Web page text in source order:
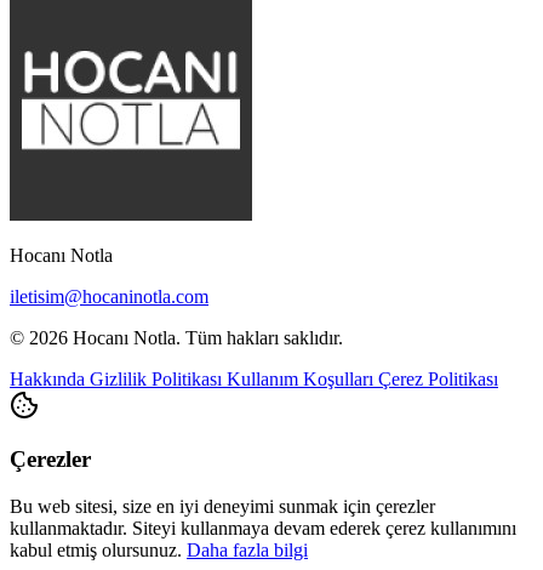
Hocanı Notla
iletisim@hocaninotla.com
© 2026 Hocanı Notla. Tüm hakları saklıdır.
Hakkında Gizlilik Politikası Kullanım Koşulları Çerez Politikası
Çerezler
Bu web sitesi, size en iyi deneyimi sunmak için çerezler
kullanmaktadır. Siteyi kullanmaya devam ederek çerez kullanımını
kabul etmiş olursunuz. Daha fazla bilgi